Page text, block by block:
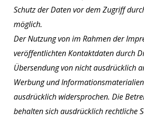
Schutz der Daten vor dem Zugriff
möglich.
Der Nutzung von im Rahmen der
veröffentlichten Kontaktdaten durch
Übersendung von nicht ausdrücklich
Werbung und
ausdrücklich widersprochen. Die
behalten sich ausdrücklich rechtliche